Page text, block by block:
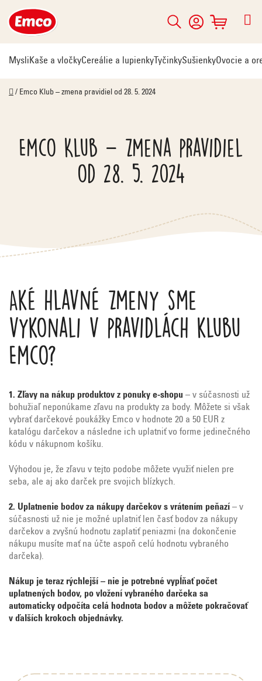
na
obsah
Hľadať
NÁKUPNÝ
KOŠÍK
MysliKaše a vločkyCereálie a lupienky TyčinkySušienkyOvocie a
Domov
/ Emco Klub – zmena pravidiel od 28. 5. 2024
Emco Klub – zmena pravidiel
od 28. 5. 2024
Aké hlavné zmeny sme
vykonali v pravidlách klubu
Emco?
1. Zľavy na nákup produktov z ponuky e-shopu – v súčasnosti už
bohužiaľ neponúkame zľavu na produkty za body. Môžete si však
vybrať darčekové poukážky Emco v hodnote 20 a 50 EUR z
katalógu darčekov a následne ich uplatniť vo forme jedinečného
kódu v nákupnom košíku.
Výhodou je, že zľavu v tejto podobe môžete využiť nielen pre
seba, ale aj ako darček pre svojich blízkych.
2. Uplatnenie bodov za nákupy darčekov s vrátením peňazí – v
súčasnosti už nie je možné uplatniť len časť bodov za nákupy
darčekov a zvyšnú hodnotu zaplatiť peniazmi (na dokončenie
nákupu musíte mať na účte aspoň celú hodnotu vybraného
darčeka).
Nákup je teraz rýchlejší – nie je potrebné vypĺňať počet
uplatnených bodov, po vložení vybraného darčeka sa
automaticky odpočíta celá hodnota bodov a môžete pokračovať
v ďalších krokoch objednávky.